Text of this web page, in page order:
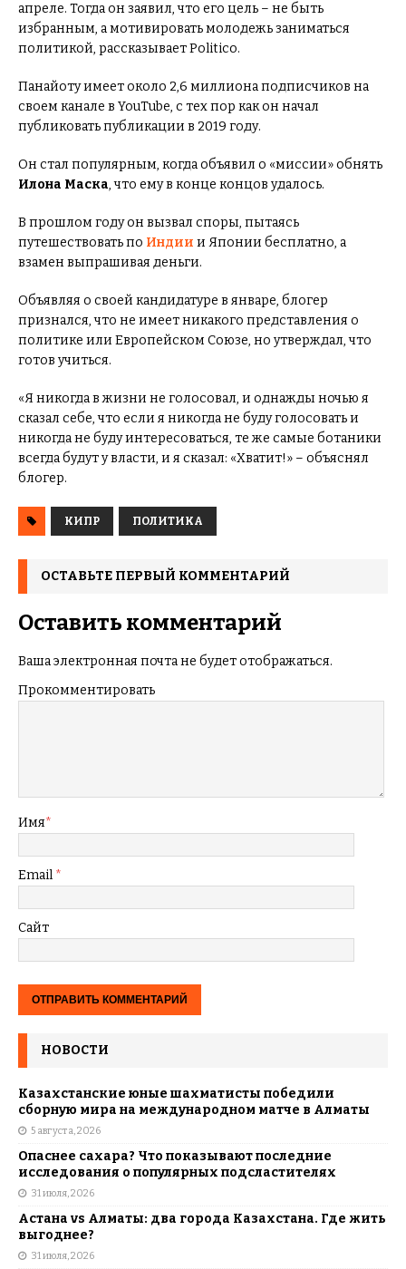
апреле. Тогда он заявил, что его цель – не быть
избранным, а мотивировать молодежь заниматься
политикой, рассказывает Politico.
Панайоту имеет около 2,6 миллиона подписчиков на
своем канале в YouTube, с тех пор как он начал
публиковать публикации в 2019 году.
Он стал популярным, когда объявил о «миссии» обнять
Илона Маска, что ему в конце концов удалось.
В прошлом году он вызвал споры, пытаясь
путешествовать по Индии и Японии бесплатно, а
взамен выпрашивая деньги.
Объявляя о своей кандидатуре в январе, блогер
признался, что не имеет никакого представления о
политике или Европейском Союзе, но утверждал, что
готов учиться.
«Я никогда в жизни не голосовал, и однажды ночью я
сказал себе, что если я никогда не буду голосовать и
никогда не буду интересоваться, те же самые ботаники
всегда будут у власти, и я сказал: «Хватит!» – объяснял
блогер.
КИПР ПОЛИТИКА
ОСТАВЬТЕ ПЕРВЫЙ КОММЕНТАРИЙ
Оставить комментарий
Ваша электронная почта не будет отображаться.
Прокомментировать
Имя*
Email *
Сайт
НОВОСТИ
Казахстанские юные шахматисты победили
сборную мира на международном матче в Алматы
5 августа, 2026
Опаснее сахара? Что показывают последние
исследования о популярных подсластителях
31 июля, 2026
Астана vs Алматы: два города Казахстана. Где жить
выгоднее?
31 июля, 2026